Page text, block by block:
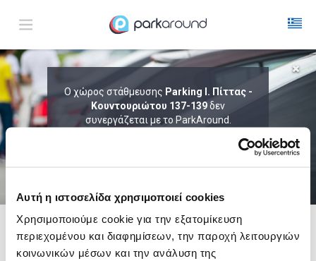
Αυτή η ιστοσελίδα χρησιμοποιεί cookies
Χρησιμοποιούμε cookie για την εξατομίκευση
περιεχομένου και διαφημίσεων, την παροχή λειτουργιών
κοινωνικών μέσων και την ανάλυση της
Ο χώρος στάθμευσης Parking I. Πίττας -
Κουντουριώτου 137-139δεν
συνεργάζεται με το ParkAround.
ΤΟ PARKAROUND ΕΠΕΚΤΕΙΝΕΙ ΣΥΝΕΧΩΣ
Δες τώρα τα parking στο χάρτη και σύγκρινετιμή
καιαπόσταση
ΑΠΟΤΕΛΕΣΜΑΤΑ ΓΙΑ:
ΑΦΙΞΗ Παρ 07 Αυγ 18:45 ΔΙΑΡΚΕΙΑ